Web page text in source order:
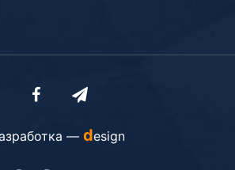
— design